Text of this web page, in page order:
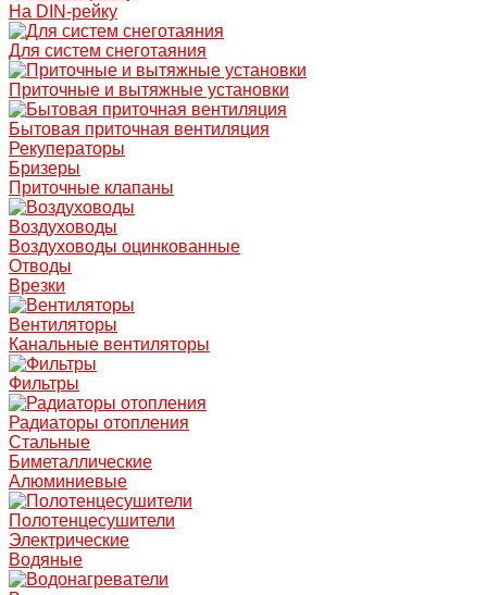
На DIN-рейку
Для систем снеготаяния
Приточные и вытяжные установки
Бытовая приточная вентиляция
Рекуператоры
Бризеры
Приточные клапаны
Воздуховоды
Воздуховоды оцинкованные
Отводы
Врезки
Вентиляторы
Канальные вентиляторы
Фильтры
Радиаторы отопления
Стальные
Биметаллические
Алюминиевые
Полотенцесушители
Электрические
Водяные